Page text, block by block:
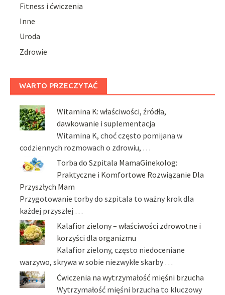
Fitness i ćwiczenia
Inne
Uroda
Zdrowie
WARTO PRZECZYTAĆ
Witamina K: właściwości, źródła,
dawkowanie i suplementacja
Witamina K, choć często pomijana w
codziennych rozmowach o zdrowiu, …
Torba do Szpitala MamaGinekolog:
Praktyczne i Komfortowe Rozwiązanie Dla
Przyszłych Mam
Przygotowanie torby do szpitala to ważny krok dla
każdej przyszłej …
Kalafior zielony – właściwości zdrowotne i
korzyści dla organizmu
Kalafior zielony, często niedoceniane
warzywo, skrywa w sobie niezwykłe skarby …
Ćwiczenia na wytrzymałość mięśni brzucha
Wytrzymałość mięśni brzucha to kluczowy